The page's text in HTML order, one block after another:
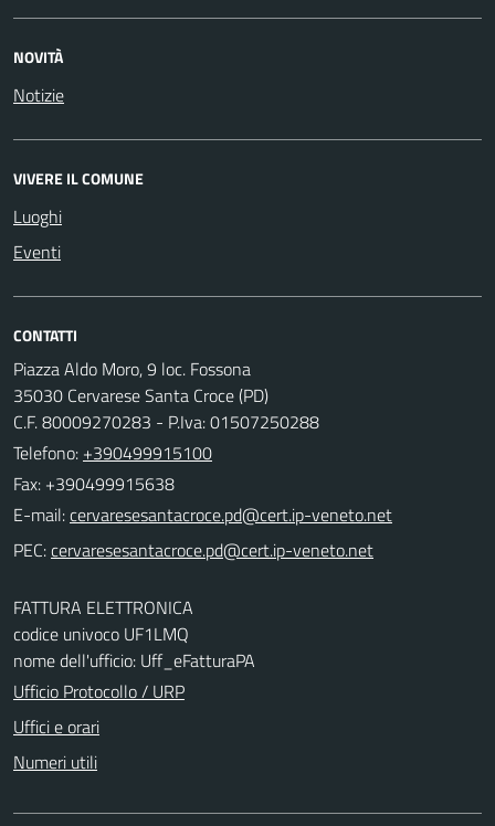
NOVITÀ
Notizie
VIVERE IL COMUNE
Luoghi
Eventi
CONTATTI
Piazza Aldo Moro, 9 loc. Fossona
35030 Cervarese Santa Croce (PD)
C.F. 80009270283 - P.Iva: 01507250288
Telefono: +390499915100
Fax: +390499915638
E-mail:
PEC:
FATTURA ELETTRONICA
codice univoco UF1LMQ
nome dell'ufficio: Uff_eFatturaPA
Ufficio Protocollo / URP
Uffici e orari
Numeri utili